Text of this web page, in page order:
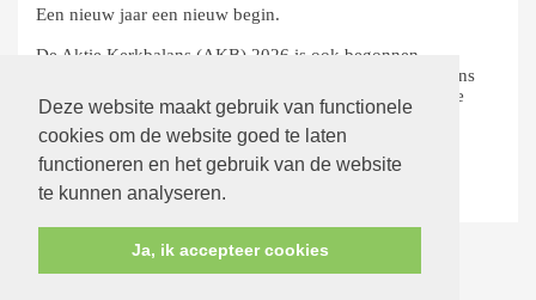
Deze website maakt gebruik van functionele
cookies om de website goed te laten
functioneren en het gebruik van de website
te kunnen analyseren.
Ja, ik accepteer cookies
Een nieuw jaar een nieuw begin.
De Aktie Kerkbalans (AKB) 2026 is ook begonnen.
de folder met informatie over waar Kerkbalans
voor wordt ingezet en over uw mogelijkheden om mee te
doen.
Lees onder de groene button zoveel meer!
lees meer »